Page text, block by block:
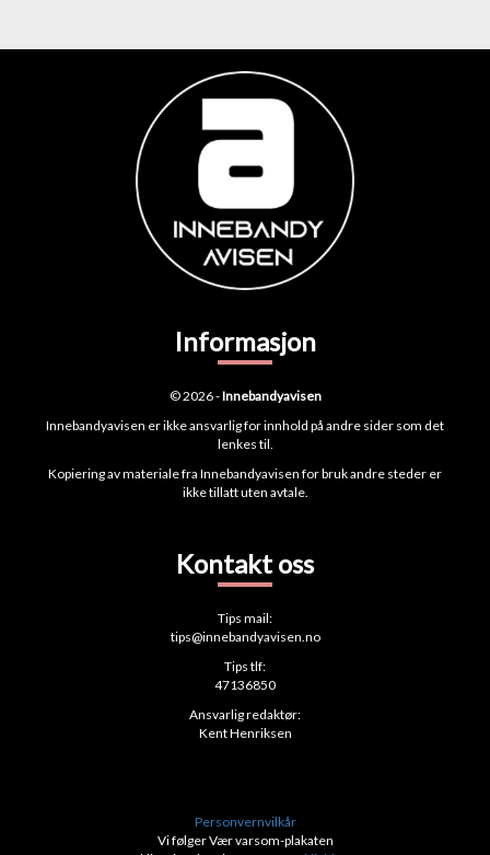
Informasjon
© 2026 -Innebandyavisen
Innebandyavisen er ikke ansvarlig for innhold på andre sider som det
lenkes til.
Kopiering av materiale fra Innebandyavisen for bruk andre steder er
ikke tillatt uten avtale.
Kontakt oss
Tips mail:
tips@innebandyavisen.no
Tips tlf:
47136850
Ansvarlig redaktør:
Kent Henriksen
Personvernvilkår
Vi følger Vær varsom-plakaten